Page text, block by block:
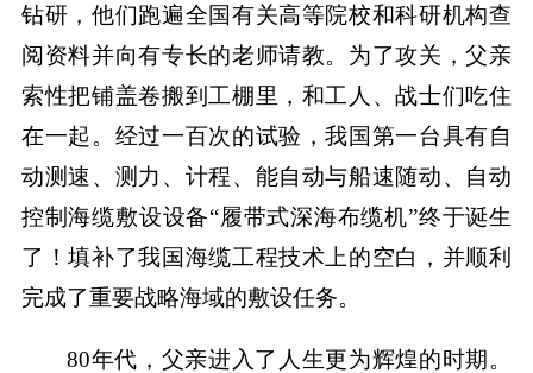
钻研，他们跑遍全国有关高等院校和科研机构查
阅资料并向有专长的老师请教。为了攻关，父亲
索性把铺盖卷搬到工棚里，和工人、战士们吃住
在一起。经过一百次的试验，我国第一台具有自
动测速、测力、计程、能自动与船速随动、自动
控制海缆敷设设备“履带式深海布缆机”终于诞生
了！填补了我国海缆工程技术上的空白，并顺利
完成了重要战略海域的敷设任务。
80年代，父亲进入了人生更为辉煌的时期。